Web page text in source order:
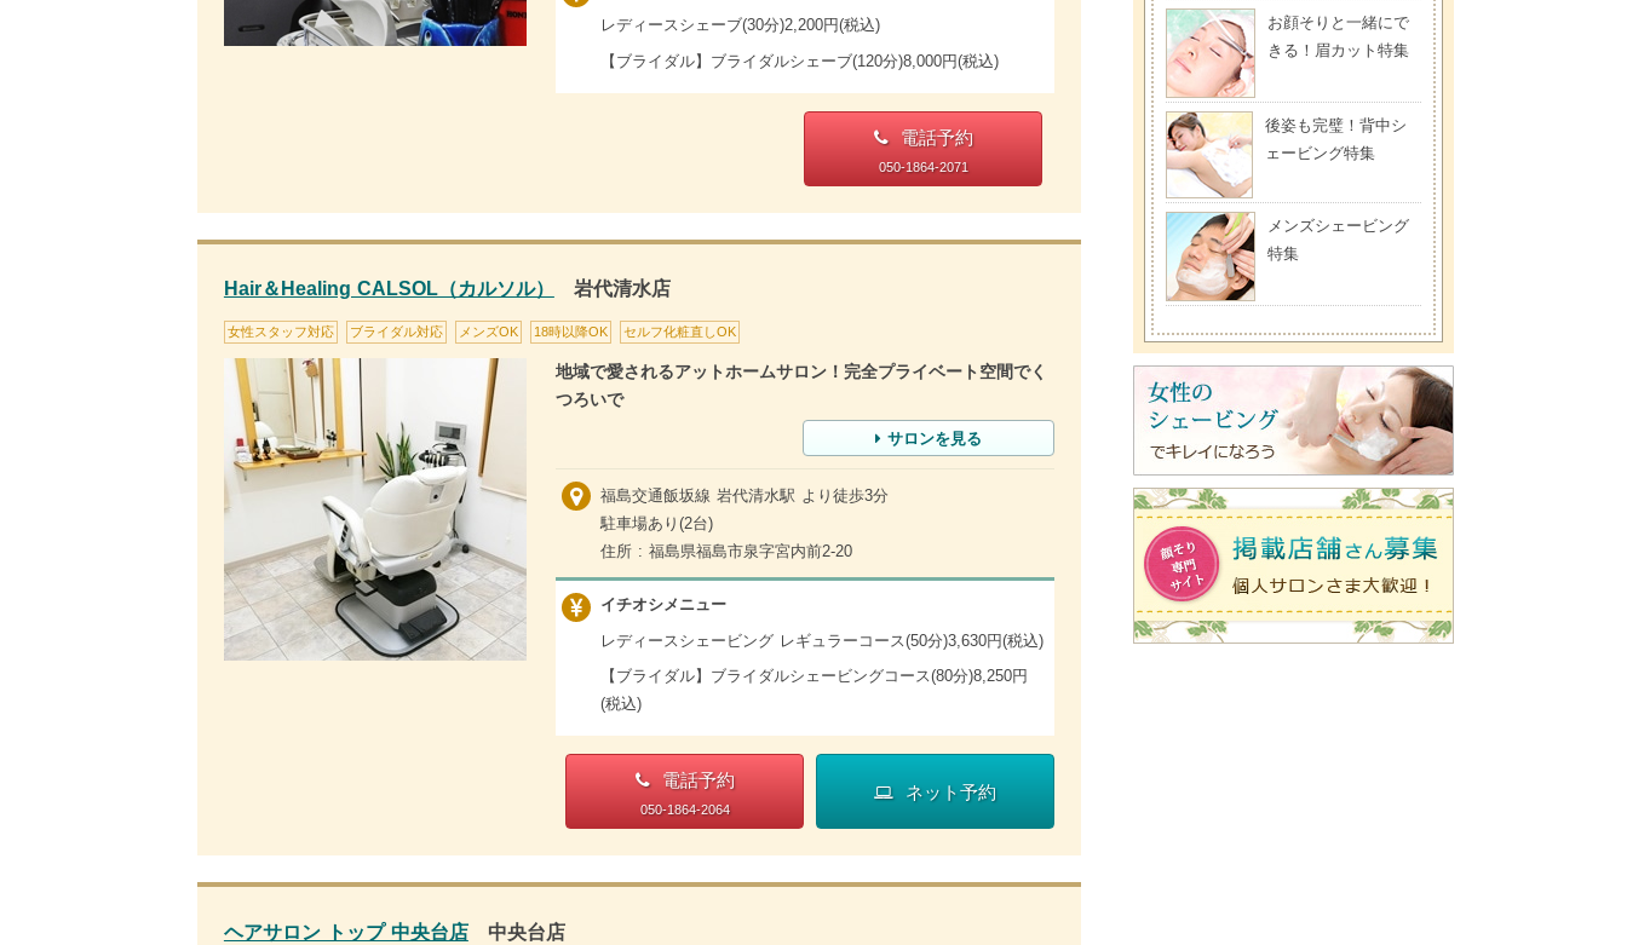
レディースシェーブ(30分)2,200円(税込)
【ブライダル】ブライダルシェーブ(120分)8,000円(税込)
電話予約
050-1864-2071
Hair＆Healing CALSOL（カルソル） 岩代清水店
女性スタッフ対応 ブライダル対応 メンズOK 18時以降OK セルフ化粧直しOK
地域で愛されるアットホームサロン！完全プライベート空間でく
つろいで
サロンを見る
福島交通飯坂線 岩代清水駅 より徒歩3分
駐車場あり(2台)
住所 : 福島県福島市泉字宮内前2-20
イチオシメニュー
レディースシェービング レギュラーコース(50分)3,630円(税込)
【ブライダル】ブライダルシェービングコース(80分)8,250円
(税込)
電話予約
050-1864-2064
ネット予約
ヘアサロン トップ 中央台店中央台店
お顔そりと一緒にで
きる！眉カット特集
後姿も完璧！背中シ
ェービング特集
メンズシェービング
特集